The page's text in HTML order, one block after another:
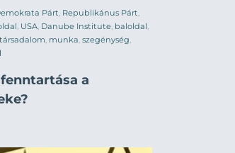
Párt, Republikánus Párt,
, USA, Danube Institute, baloldal,
társadalom, munka, szegénység,
a